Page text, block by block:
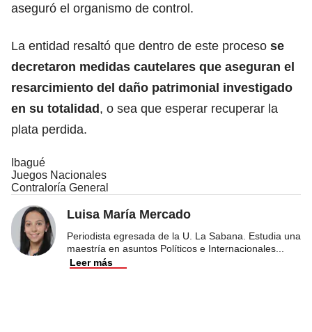
aseguró el organismo de control.
La entidad resaltó que dentro de este proceso se
decretaron medidas cautelares que aseguran el
resarcimiento del daño patrimonial investigado
en su totalidad, o sea que esperar recuperar la
plata perdida.
Ibagué
Juegos Nacionales
Contraloría General
Luisa María Mercado
Periodista egresada de la U. La Sabana. Estudia una
maestría en asuntos Políticos e Internacionales
Leer más